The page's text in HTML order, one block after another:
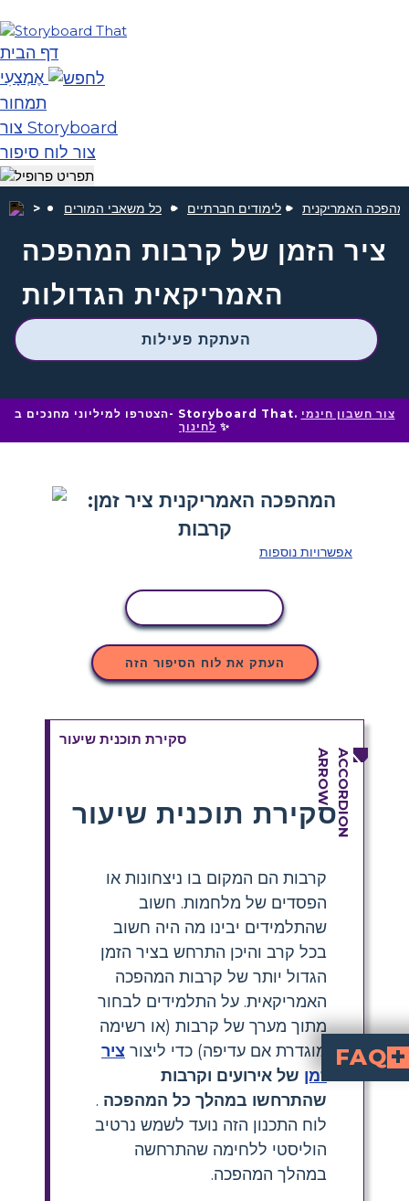
דף הבית
אֶמְצָעִי
תמחור
צור Storyboard
צור לוח סיפור
כל משאבי המורים לימודים חברתיים האמריקנית
ציר הזמן של קרבות המהפכה
האמריקאית הגדולות
העתקת פעילות
הצטרפו למיליוני מחנכים ב- Storyboard That. צור חשבון חינמי
לחינוך ✨
אפשרויות נוספות
העתק את לוח הסיפור הזה
סקירת תוכנית שיעור
סקירת תוכנית שיעור
קרבות הם המקום בו ניצחונות או
הפסדים של מלחמות. חשוב
שהתלמידים יבינו מה היה חשוב
בכל קרב והיכן התרחש בציר הזמן
הגדול יותר של קרבות המהפכה
האמריקאית. על התלמידים לבחור
מתוך מערך של קרבות (או רשימה
מוגדרת אם עדיפה) כדי ליצור ציר
זמן של אירועים וקרבות
שהתרחשו במהלך כל המהפכה .
לוח התכנון הזה נועד לשמש נרטיב
הוליסטי ללחימה שהתרחשה
במהלך המהפכה.
FAQ